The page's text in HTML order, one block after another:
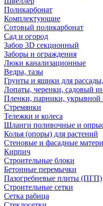
Поликарбонат
Комплектующие
Сотовый поликарбонат
Сад и огород
Забор 3D секционный
Заборы и ограждения
Люки канализационные
Ведра, тазы
Грунты и ящики для рассады,
Лопаты, черенки, садовый
Пленки, парники, укрывной
Стремянки
Тележки и колеса
Шланги поливочные и
Колья (опоры) для растений
Стеновые и фасадные
Кирпич
Строительные блоки
Бетонные перемычки
Пазогребневые плиты (ПГП)
Строительные сетки
Сетка рабица